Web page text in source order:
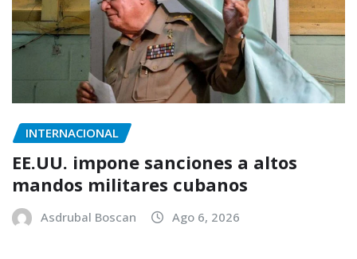
INTERNACIONAL
EE.UU. impone sanciones a altos
mandos militares cubanos
Asdrubal Boscan Ago 6, 2026